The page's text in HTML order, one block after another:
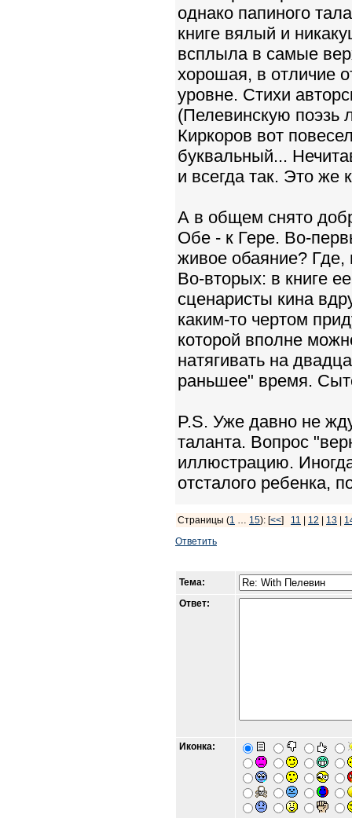
однако папиного
книге вялый и
всплыла в самые
хорошая, в отличие
уровне. Стихи
(Пелевинскую поэзь
Киркоров вот
буквальный...
и всегда так. Это же
А в общем снято
Обе - к Гере. Во-
живое обаяние?
Во-вторых: в книге
сценаристы кина
каким-то чертом
которой вполне
натягивать на
раньшее" время.
P.S. Уже давно не
таланта. Вопрос
иллюстрацию.
отсталого ребенка,
Страницы (1 … 15): [<<] 11 12 13
Ответить
Тема:
Ответ:
Иконка: